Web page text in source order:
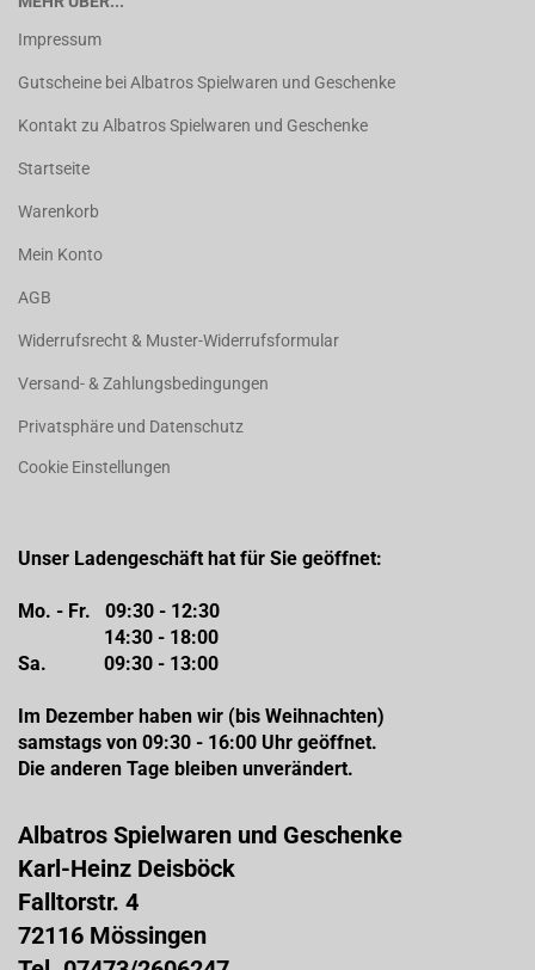
Impressum
Gutscheine bei Albatros Spielwaren und Geschenke
Kontakt zu Albatros Spielwaren und Geschenke
Startseite
Warenkorb
Mein Konto
AGB
Widerrufsrecht & Muster-Widerrufsformular
Versand- & Zahlungsbedingungen
Privatsphäre und Datenschutz
Cookie Einstellungen
Unser Ladengeschäft hat für Sie geöffnet:
Mo. - Fr. 09:30 - 12:30
14:30 - 18:00
Sa. 09:30 - 13:00
Im Dezember haben wir (bis Weihnachten)
samstags von 09:30 - 16:00 Uhr geöffnet.
Die anderen Tage bleiben unverändert.
Albatros Spielwaren und Geschenke
Karl-Heinz Deisböck
Falltorstr. 4
72116 Mössingen